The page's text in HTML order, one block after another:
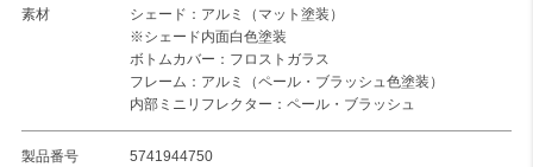
素材
シェード：アルミ（マット塗装）
※シェード内面白色塗装
ボトムカバー：フロストガラス
フレーム：アルミ（ペール・ブラッシュ色塗装）
内部ミニリフレクター：ペール・ブラッシュ
製品番号 5741944750